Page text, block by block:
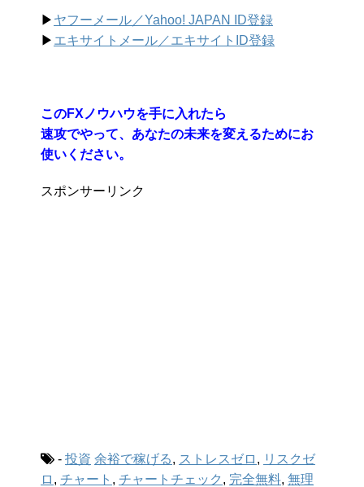
▶︎ ヤフーメール／Yahoo! JAPAN ID登録
▶︎ エキサイトメール／エキサイトID登録
このFXノウハウを手に入れたら
速攻でやって、あなたの未来を変えるためにお
使いください。
スポンサーリンク
- 投資 余裕で稼げる, ストレスゼロ , リスクゼ
ロ , チャート , チャートチェック , 完全無料, 無理